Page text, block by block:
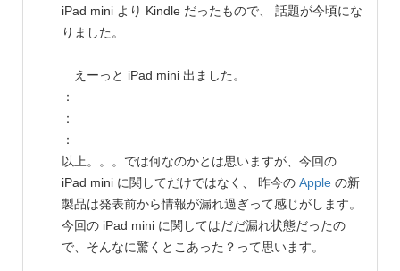
iPad mini より Kindle だったもので、 話題が今頃にな
りました。
えーっと iPad mini 出ました。
：
：
：
以上。。。では何なのかとは思いますが、今回の
iPad mini に関してだけではなく、 昨今の Apple の新
製品は発表前から情報が漏れ過ぎって感じがします。
今回の iPad mini に関してはだだ漏れ状態だったの
で、そんなに驚くとこあった？って思います。